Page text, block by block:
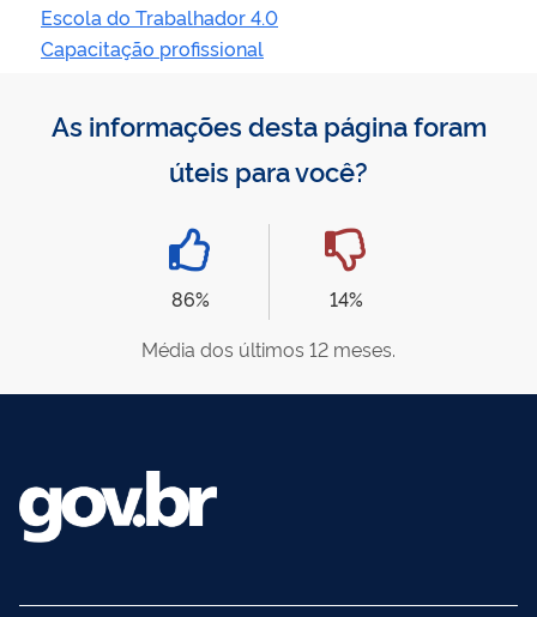
Escola do Trabalhador 4.0
Capacitação profissional
As informações desta página foram
úteis para você?
86%
14%
Média dos últimos 12 meses.